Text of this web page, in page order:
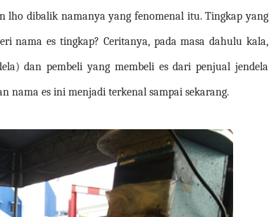
lho dibalik namanya yang fenomenal itu. Tingkap yang
nama es tingkap? Ceritanya, pada masa dahulu kala,
dan pembeli yang membeli es dari penjual jendela
nama es ini menjadi terkenal sampai sekarang.